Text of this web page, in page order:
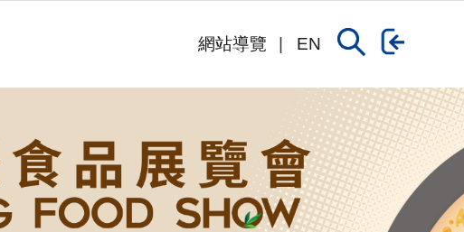
網站導覽 EN